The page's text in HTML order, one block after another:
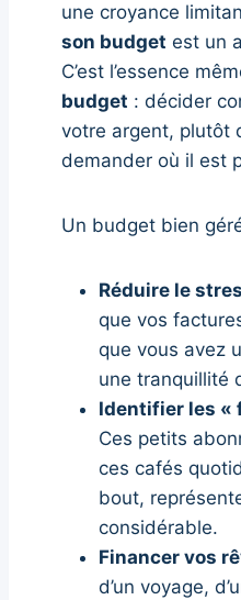
une croyance
son budget est un
C’est l’essence
budget : décider
votre argent, plutôt
demander où il est
Un budget bien
Réduire le
que vos
que vous avez
une tranquillité
Identifier les «
Ces petits
ces cafés
bout,
considérable.
Financer vos
d’un voyage,